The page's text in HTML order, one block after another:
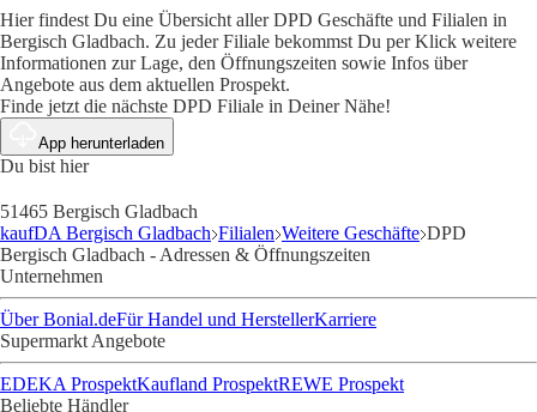
Hier findest Du eine Übersicht aller DPD Geschäfte und Filialen in
Bergisch Gladbach. Zu jeder Filiale bekommst Du per Klick weitere
Informationen zur Lage, den Öffnungszeiten sowie Infos über
Angebote aus dem aktuellen Prospekt.
Finde jetzt die nächste DPD Filiale in Deiner Nähe!
App herunterladen
Du bist hier
51465 Bergisch Gladbach
kaufDA Bergisch Gladbach Filialen Weitere Geschäfte DPD
Bergisch Gladbach - Adressen & Öffnungszeiten
Unternehmen
Über Bonial.deFür Handel und HerstellerKarriere
Supermarkt Angebote
EDEKA ProspektKaufland ProspektREWE Prospekt
Beliebte Händler